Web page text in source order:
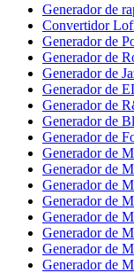
Generador de
Convertidor
Generador de
Generador de
Generador de
Generador de
Generador de
Generador de
Generador de
Generador de
Generador de
Generador de
Generador de
Generador de
Generador de
Generador de
Generador de